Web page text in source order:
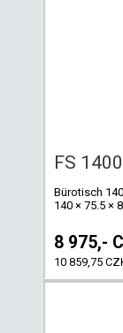
FS 1400
Bürotisch
140 × 75.5 ×
8 975,-
10 859,75